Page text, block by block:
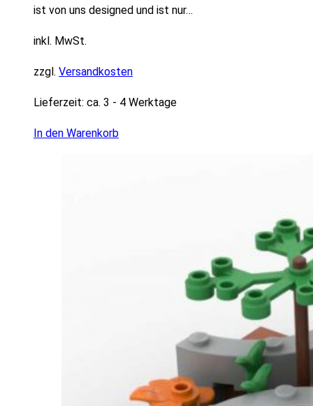
ist von uns designed und ist nur…
inkl. MwSt.
zzgl. Versandkosten
Lieferzeit: ca. 3 - 4 Werktage
In den Warenkorb